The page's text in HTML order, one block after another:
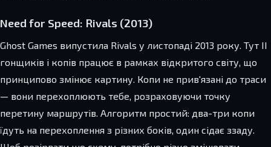
Need for Speed: Rivals (2013)
Ghost Games випустила Rivals у листопаді 2013 року. Тут ІІ
гонщиків і копів працює в рамках відкритого світу, що
принципово змінює картину. Копи не прив'язані до траси
— вони перехоплюють тебе, розраховуючи точку
перетину маршрутів. Алгоритм простий: два-три копи
їдуть на перехоплення з різних боків, один сідає ззаду.